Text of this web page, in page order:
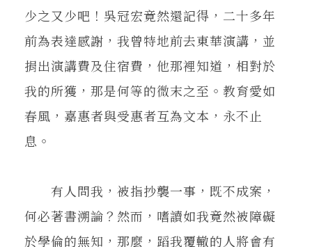
少之又少吧！吳冠宏竟然還記得，二十多年
前為表達感謝，我曾特地前去東華演講，並
捐出演講費及住宿費，他那裡知道，相對於
我的所獲，那是何等的微末之至。教育愛如
春風，嘉惠者與受惠者互為文本，永不止
息。
有人問我，被指抄襲一事，既不成案，
何必著書溯論？然而，嗜讀如我竟然被障礙
於學倫的無知，那麼，蹈我覆轍的人將會有